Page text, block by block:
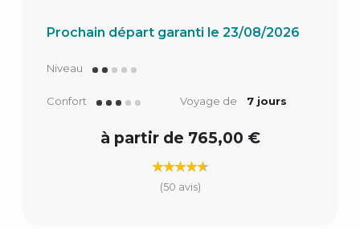
Prochain départ garanti le 23/08/2026
Niveau
Confort Voyage de 7 jours
à partir de 765,00 €
(50 avis)